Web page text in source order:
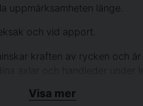
uppmärksamheten länge.
och vid apport.
kraften av rycken och
Visa mer